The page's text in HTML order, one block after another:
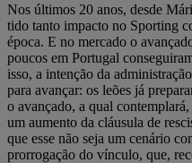
Nos últimos 20 anos, desde
tido tanto impacto no Sporting
época. E no mercado o
poucos em Portugal
isso, a intenção da
para avançar: os leões já
o avançado, a qual
um aumento da cláusula de
que esse não seja um cenário
prorrogação do vínculo, que,